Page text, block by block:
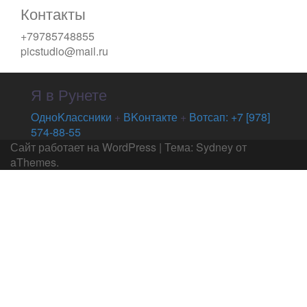
Контакты
+79785748855
picstudio@mail.ru
Я в Рунете
OдноKлассники + ВKонтакте + Вотсап: +7 [978]
574-88-55
Сайт работает на WordPress | Тема: Sydney от
aThemes.